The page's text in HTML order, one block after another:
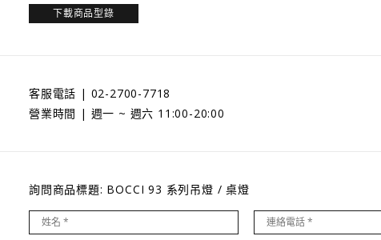
下載商品型錄
客服電話 | 02-2700-7718
營業時間 | 週一 ~ 週六 11:00-20:00
詢問商品標題: BOCCI 93 系列吊燈 / 桌燈